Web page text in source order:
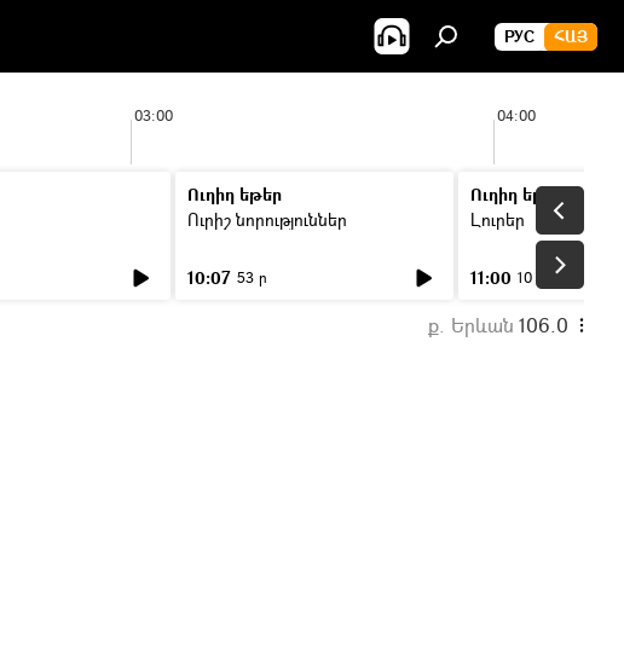
РУС ՀԱՅ
03:00 04:00
Ուղիղ եթեր
Ուրիշ նորություններ
10:07 53 ր
Ուղիղ եթեր
Լուրեր
11:00 10 ր
ք. Երևան 106.0